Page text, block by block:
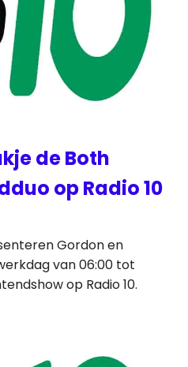
de Both
op Radio 10
Gordon en
van 06:00 tot
op Radio 10.